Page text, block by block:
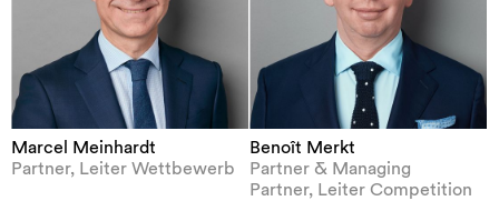
Marcel Meinhardt
Partner, Leiter Wettbewerb
Benoît Merkt
Partner & Managing
Partner, Leiter Competition